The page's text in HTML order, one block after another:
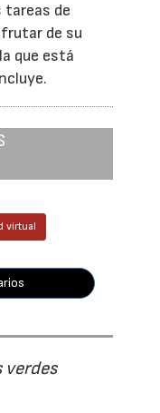
de
de su
que está
virtual
verdes